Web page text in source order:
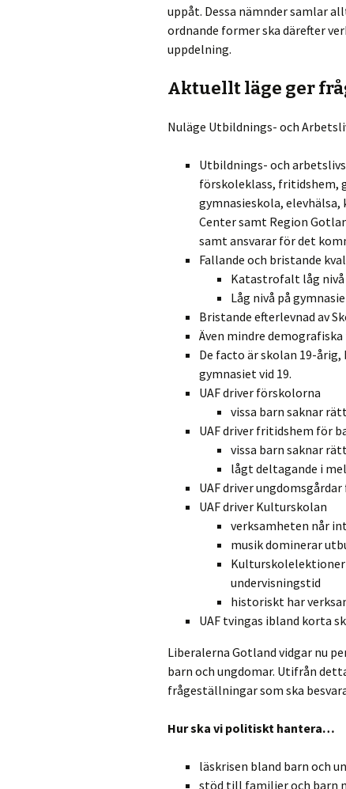
uppåt. Dessa nämnder samlar
ordnande former ska därefter
uppdelning.
Aktuellt läge ger
Nuläge Utbildnings- och
Utbildnings- och
förskoleklass, fritidshem,
gymnasieskola, elevhälsa,
Center samt Region
samt ansvarar för det
Fallande och bristande
Katastrofalt låg nivå
Låg nivå på
Bristande efterlevnad av
Även mindre
De facto är skolan 19-
gymnasiet vid 19.
UAF driver förskolorna
vissa barn saknar
UAF driver fritidshem för
vissa barn saknar
lågt deltagande i
UAF driver
UAF driver Kulturskolan
verksamheten når
musik dominerar
Kulturskolelektioner
undervisningstid
historiskt har
UAF tvingas ibland korta
Liberalerna Gotland vidgar nu
barn och ungdomar. Utifrån
frågeställningar som ska
Hur ska vi politiskt hantera…
läskrisen bland barn och
stöd till familjer och barn